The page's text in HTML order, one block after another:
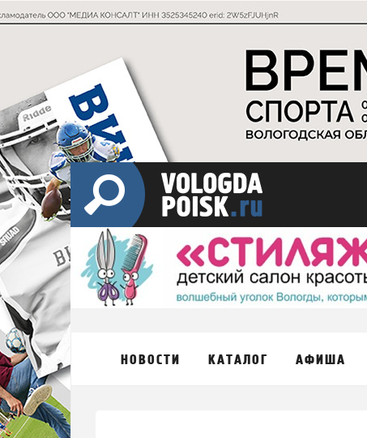
НОВОСТИ КАТАЛОГ АФИША